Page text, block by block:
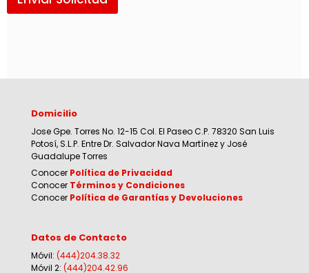
Domicilio
Jose Gpe. Torres No. 12-15 Col. El Paseo C.P. 78320 San Luis
Potosí, S.L.P. Entre Dr. Salvador Nava Martínez y José
Guadalupe Torres
Conocer Política de Privacidad
Conocer Términos y Condiciones
Conocer Política de Garantías y Devoluciones
Datos de Contacto
Móvil: (444)204.38.32
Móvil 2: (444)204.42.96